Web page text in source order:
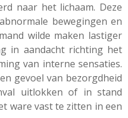
naar het lichaam. Deze
bewegingen en
wilde maken lastiger
in aandacht richting het
van interne sensaties.
gevoel van bezorgdheid
uitlokken of in stand
ware vast te zitten in een